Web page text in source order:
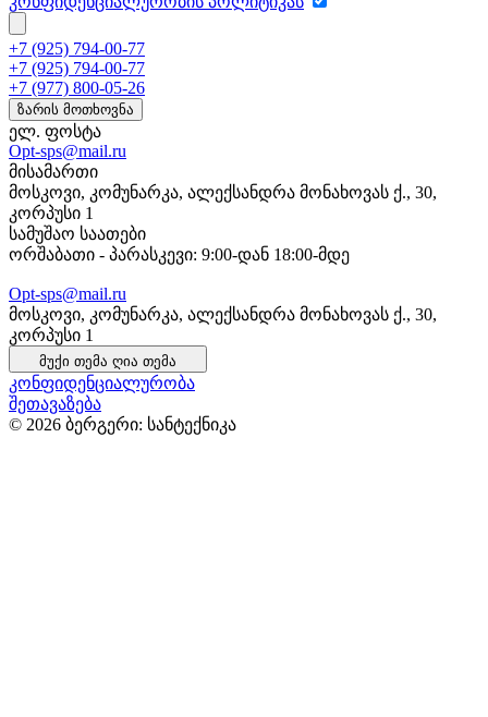
+7 (925) 794-00-77
+7 (925) 794-00-77
+7 (977) 800-05-26
ზარის მოთხოვნა
ელ. ფოსტა
Opt-sps@mail.ru
მისამართი
მოსკოვი, კომუნარკა, ალექსანდრა მონახოვას ქ., 30,
კორპუსი 1
სამუშაო საათები
ორშაბათი - პარასკევი: 9:00-დან 18:00-მდე
Opt-sps@mail.ru
მოსკოვი, კომუნარკა, ალექსანდრა მონახოვას ქ., 30,
კორპუსი 1
მუქი თემა ღია თემა
კონფიდენციალურობა
შეთავაზება
© 2026 ბერგერი: სანტექნიკა